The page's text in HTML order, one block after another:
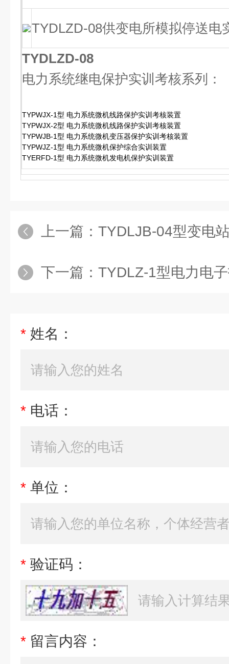
TYDLZD-08供变电所模拟停送电
TYDLZD-08
电力系统继电保护实训考核系列：
TYPWJX-1型 电力系统微机线路保护实训考核装置
TYPWJX-2型 电力系统微机线路保护实训考核装置
TYPWJB-1型 电力系统微机变压器保护实训考核装置
TYPWJZ-1型 电力系统微机保护综合实训装置
TYERFD-1型 电力系统微机发电机保护实训装置
上一篇： TYDLJB-04型变电站综合自动化
下一篇： TYDLZ-1型电力电子技术及电机控制实验
* 姓名：
* 电话：
* 单位：
* 验证码：
* 留言内容：